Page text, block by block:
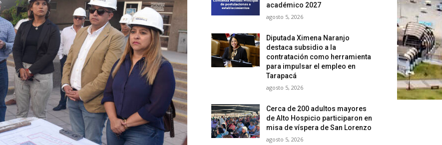
académico 2027
agosto 5, 2026
Diputada Ximena Naranjo
destaca subsidio a la
contratación como herramienta
para impulsar el empleo en
Tarapacá
agosto 5, 2026
Cerca de 200 adultos mayores
de Alto Hospicio participaron en
misa de víspera de San Lorenzo
agosto 5, 2026